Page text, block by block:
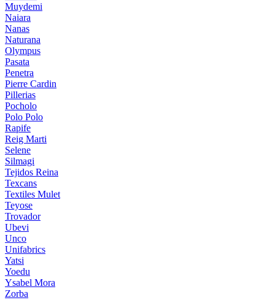
Muydemi
Naiara
Nanas
Naturana
Olympus
Pasata
Penetra
Pierre Cardin
Pillerias
Pocholo
Polo Polo
Rapife
Reig Marti
Selene
Silmagi
Tejidos Reina
Texcans
Textiles Mulet
Teyose
Trovador
Ubevi
Unco
Unifabrics
Yatsi
Yoedu
Ysabel Mora
Zorba